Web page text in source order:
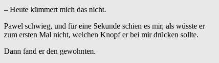
– Heute kümmert mich das nicht.
Pawel schwieg, und für eine Sekunde schien es mir, als wüsste er
zum ersten Mal nicht, welchen Knopf er bei mir drücken sollte.
Dann fand er den gewohnten.